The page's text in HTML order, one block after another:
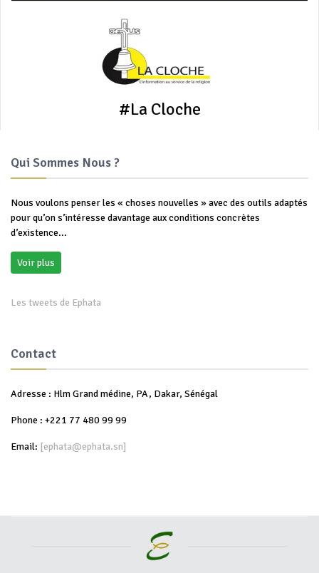
#La Cloche
Qui Sommes Nous ?
Nous voulons penser les « choses nouvelles » avec des outils adaptés
pour qu’on s’intéresse davantage aux conditions concrètes
d’existence...
Voir plus
Les tweets de Ephata
Contact
Adresse : Hlm Grand médine, PA, Dakar, Sénégal
Phone : +221 77 480 99 99
Email: [ephata@ephata.sn]